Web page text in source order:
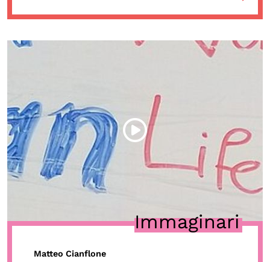
Programmi per le scuole
Under25
Immaginari
Matteo Cianflone